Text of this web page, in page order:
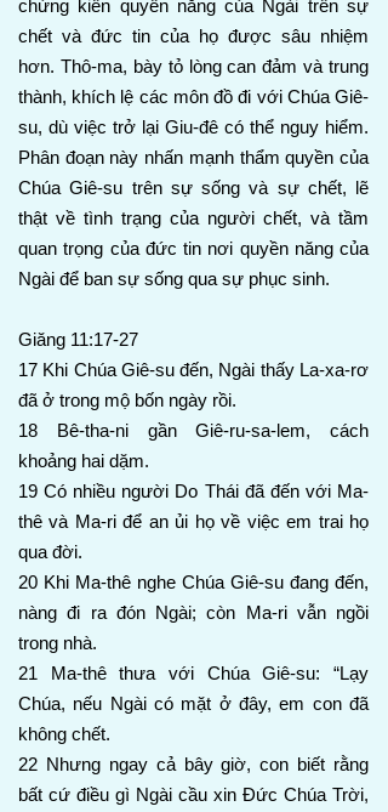
chứng kiến quyền năng của Ngài trên sự
chết và đức tin của họ được sâu nhiệm
hơn. Thô-ma, bày tỏ lòng can đảm và trung
thành, khích lệ các môn đồ đi với Chúa Giê-
su, dù việc trở lại Giu-đê có thể nguy hiểm.
Phân đoạn này nhấn mạnh thẩm quyền của
Chúa Giê-su trên sự sống và sự chết, lẽ
thật về tình trạng của người chết, và tầm
quan trọng của đức tin nơi quyền năng của
Ngài để ban sự sống qua sự phục sinh.
Giăng 11:17-27
17 Khi Chúa Giê-su đến, Ngài thấy La-xa-rơ
đã ở trong mộ bốn ngày rồi.
18 Bê-tha-ni gần Giê-ru-sa-lem, cách
khoảng hai dặm.
19 Có nhiều người Do Thái đã đến với Ma-
thê và Ma-ri để an ủi họ về việc em trai họ
qua đời.
20 Khi Ma-thê nghe Chúa Giê-su đang đến,
nàng đi ra đón Ngài; còn Ma-ri vẫn ngồi
trong nhà.
21 Ma-thê thưa với Chúa Giê-su: “Lạy
Chúa, nếu Ngài có mặt ở đây, em con đã
không chết.
22 Nhưng ngay cả bây giờ, con biết rằng
bất cứ điều gì Ngài cầu xin Đức Chúa Trời,